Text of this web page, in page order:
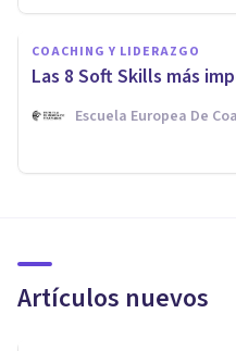
COACHING Y LIDERAZGO
Las 8 Soft Skills más
Escuela Europea De
Artículos nuevos